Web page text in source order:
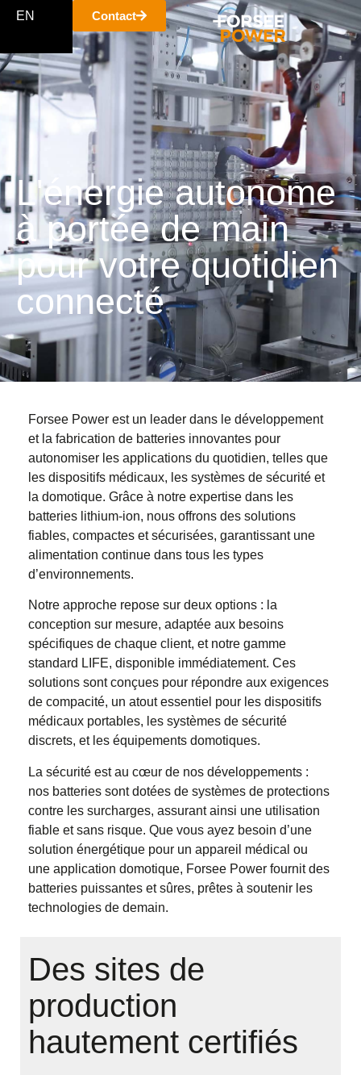
EN Contact
L'énergie autonome
à portée de main
pour votre quotidien
connecté
Forsee Power est un leader dans le développement
et la fabrication de batteries innovantes pour
autonomiser les applications du quotidien, telles que
les dispositifs médicaux, les systèmes de sécurité et
la domotique. Grâce à notre expertise dans les
batteries lithium-ion, nous offrons des solutions
fiables, compactes et sécurisées, garantissant une
alimentation continue dans tous les types
d’environnements.
Notre approche repose sur deux options : la
conception sur mesure, adaptée aux besoins
spécifiques de chaque client, et notre gamme
standard LIFE, disponible immédiatement. Ces
solutions sont conçues pour répondre aux exigences
de compacité, un atout essentiel pour les dispositifs
médicaux portables, les systèmes de sécurité
discrets, et les équipements domotiques.
La sécurité est au cœur de nos développements :
nos batteries sont dotées de systèmes de protections
contre les surcharges, assurant ainsi une utilisation
fiable et sans risque. Que vous ayez besoin d’une
solution énergétique pour un appareil médical ou
une application domotique, Forsee Power fournit des
batteries puissantes et sûres, prêtes à soutenir les
technologies de demain.
Des sites de
production
hautement certifiés